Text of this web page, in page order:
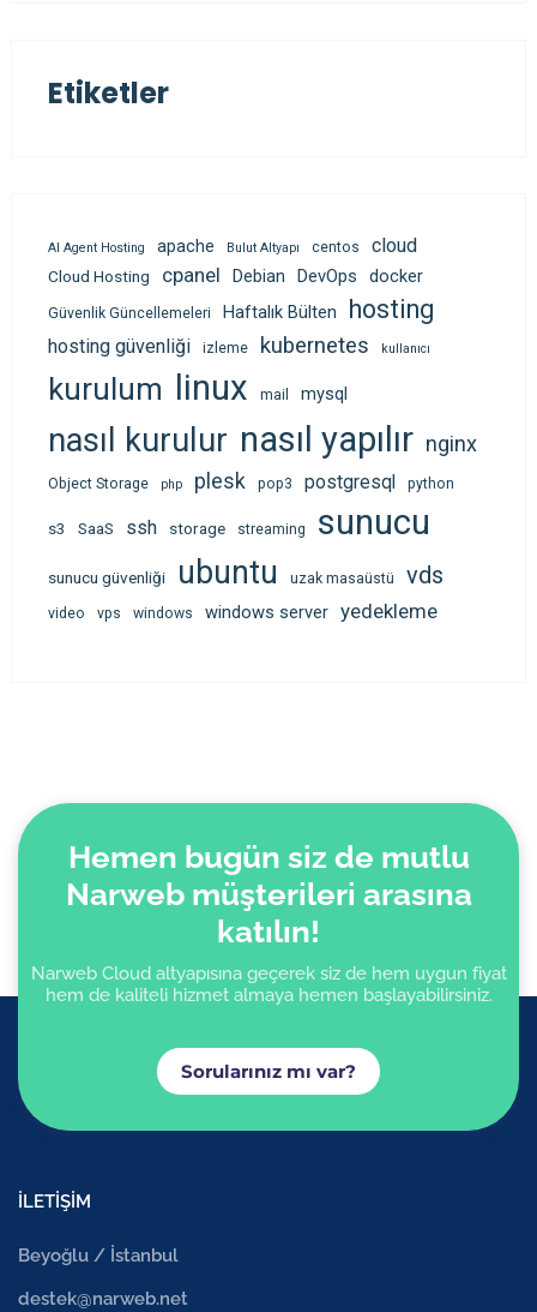
Etiketler
AI Agent Hosting apache Bulut Altyapı centos cloud
Cloud Hosting cpanel Debian DevOps docker
Güvenlik Güncellemeleri Haftalık Bülten hosting
hosting güvenliği izleme kubernetes kullanıcı
kurulum linux mail mysql
nasıl kurulur nasıl yapılır nginx
Object Storage php plesk pop3 postgresql python
s3 SaaS ssh storage streaming sunucu
sunucu güvenliği ubuntu uzak masaüstü vds
video vps windows windows server yedekleme
Hemen bugün siz de mutlu
Narweb müşterileri arasına
katılın!
Narweb Cloud altyapısına geçerek siz de hem uygun fiyat
hem de kaliteli hizmet almaya hemen başlayabilirsiniz.
Sorularınız mı var?
İLETİŞİM
Beyoğlu / İstanbul
destek@narweb.net